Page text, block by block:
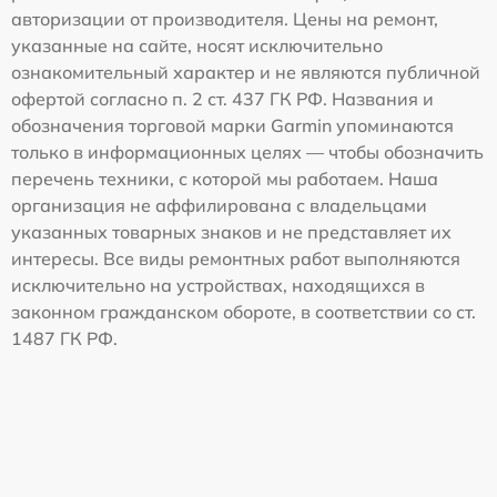
авторизации от производителя. Цены на ремонт,
указанные на сайте, носят исключительно
ознакомительный характер и не являются публичной
офертой согласно п. 2 ст. 437 ГК РФ. Названия и
обозначения торговой марки Garmin упоминаются
только в информационных целях — чтобы обозначить
перечень техники, с которой мы работаем. Наша
организация не аффилирована с владельцами
указанных товарных знаков и не представляет их
интересы. Все виды ремонтных работ выполняются
исключительно на устройствах, находящихся в
законном гражданском обороте, в соответствии со ст.
1487 ГК РФ.